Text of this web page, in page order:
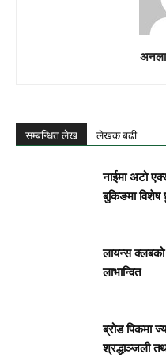
सम्बन्धित लेख लेखक बढी
नाईमा अटो
बुकिङमा
लायन्स क्लबको
लाभान्वित
ब्रोड पिकमा
श्रद्धाञ्जली